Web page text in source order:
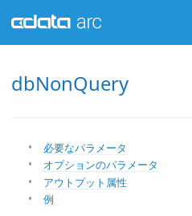
dbNonQuery
必要なパラメータ
オプションのパラメータ
アウトプット属性
例